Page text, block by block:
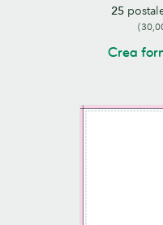
25
Crea